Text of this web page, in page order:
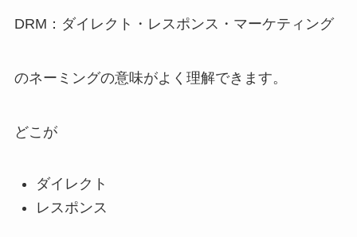
DRM：ダイレクト・レスポンス・マーケティング
のネーミングの意味がよく理解できます。
どこが
ダイレクト
レスポンス